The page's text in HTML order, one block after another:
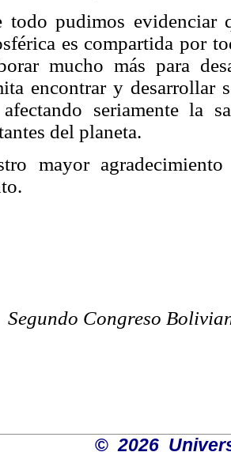
todo pudimos evidenciar
es compartida por
mucho más para
encontrar y desarrollar
afectando seriamente
del planeta.
mayor
Segundo Congreso
©2026